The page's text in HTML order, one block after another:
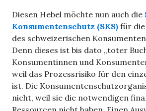
Diesen Hebel möchte nun auch die
Konsumentenschutz (SKS) für
des schweizerischen
Denn dieses ist bis dato „toter
Konsumentinnen und
weil das Prozessrisiko für den
ist. Die
nicht, weil sie die notwendigen